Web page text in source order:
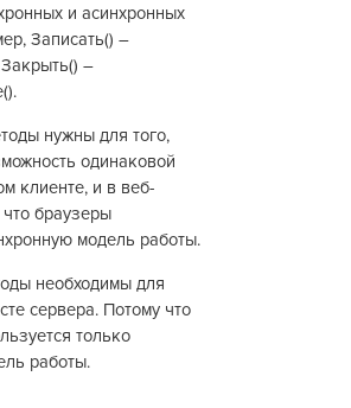
и асинхронных
Записать() –
–
нужны для того,
одинаковой
клиенте, и в веб-
браузеры
модель работы.
необходимы для
сервера. Потому что
только
работы.